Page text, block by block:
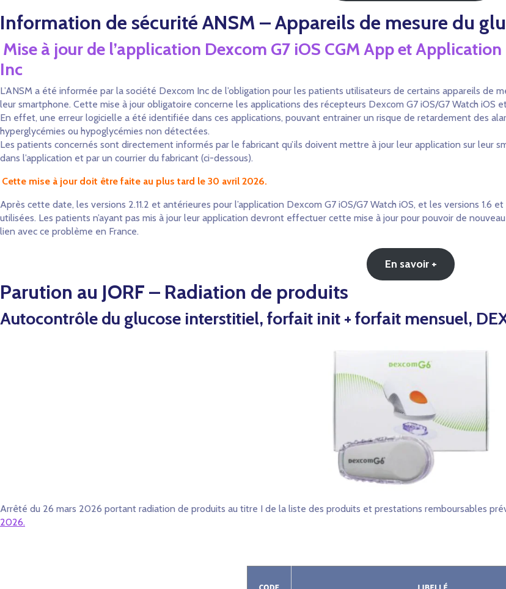
Information de sécurité ANSM – Appareils de mesure du
Mise à jour de l’application Dexcom G7 iOS CGM App et
Inc
L’ANSM a été informée par la société Dexcom Inc de l’obligation pour les patients utilisateurs de certains appareils de
leur smartphone. Cette mise à jour obligatoire concerne les applications des récepteurs Dexcom G7 iOS/G7 Watch iOS
En effet, une erreur logicielle a été identifiée dans ces applications, pouvant entrainer un risque de retardement des
hyperglycémies ou hypoglycémies non détectées.
Les patients concernés sont directement informés par le fabricant qu’ils doivent mettre à jour leur application sur leur
dans l’application et par un courrier du fabricant (ci-dessous).
Cette mise à jour doit être faite au plus tard le 30 avril 2026.
Après cette date, les versions 2.11.2 et antérieures pour l’application Dexcom G7 iOS/G7 Watch iOS, et les versions 1.6
utilisées. Les patients n’ayant pas mis à jour leur application devront effectuer cette mise à jour pour pouvoir de
lien avec ce problème en France.
En savoir +
Parution au JORF – Radiation de produits
Autocontrôle du glucose interstitiel, forfait init + forfait mensuel,
Arrêté du 26 mars 2026 portant radiation de produits au titre I de la liste des produits et prestations remboursables
2026.